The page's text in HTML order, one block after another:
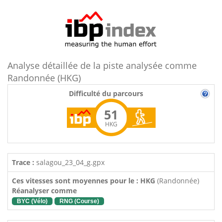
Analyse détaillée de la piste analysée comme
Randonnée (HKG)
Difficulté du parcours
51
HKG
Trace : salagou_23_04_g.gpx
Ces vitesses sont moyennes pour le : HKG (Randonnée)
Réanalyser comme
BYC (Vélo) RNG (Course)